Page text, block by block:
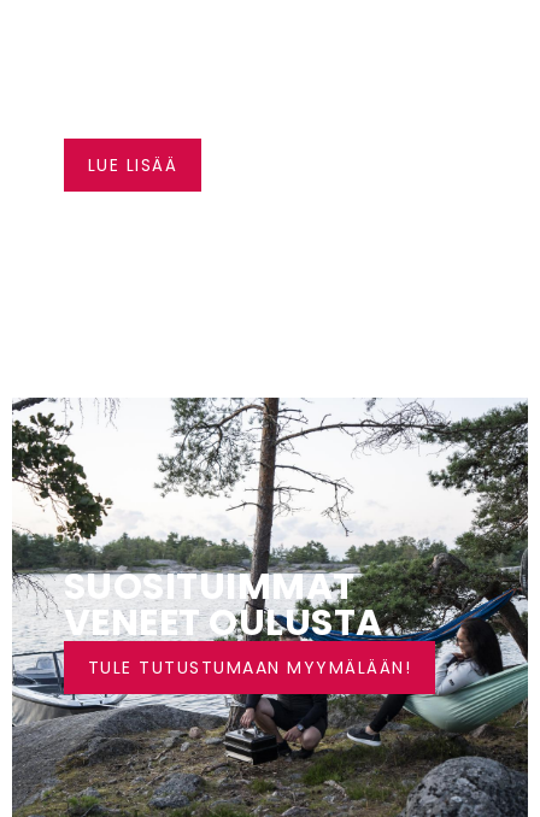
LUE LISÄÄ
SUOSITUIMMAT
VENEET OULUSTA
TULE TUTUSTUMAAN MYYMÄLÄÄN!